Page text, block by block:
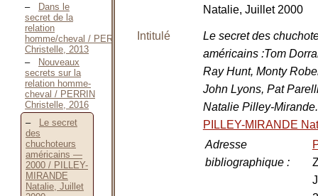
Dans le
secret de la
relation
homme/cheval / PERRIN
Christelle, 2013
Nouveaux
secrets sur la
relation homme-
cheval / PERRIN
Christelle, 2016
Le secret
des
chuchoteurs
américains —
2000 / PILLEY-
MIRANDE
Natalie, Juillet
Natalie, Juillet 2000
Intitulé
Le secret des
américains :Tom
Ray Hunt, Monty
John Lyons, Pat
Natalie Pilley-
PILLEY-MIRANDE
Adresse
bibliographique: